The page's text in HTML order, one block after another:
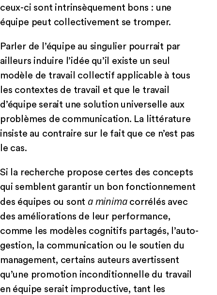
ceux-ci sont intrinsèquement bons : une
équipe peut collectivement se tromper.
Parler de l’équipe au singulier pourrait par
ailleurs induire l’idée qu’il existe un seul
modèle de travail collectif applicable à tous
les contextes de travail et que le travail
d’équipe serait une solution universelle aux
problèmes de communication. La littérature
insiste au contraire sur le fait que ce n’est pas
le cas.
Si la recherche propose certes des concepts
qui semblent garantir un bon fonctionnement
des équipes ou sont a minimacorrélés avec
des améliorations de leur performance,
comme les modèles cognitifs partagés, l’auto-
gestion, la communication ou le soutien du
management, certains auteurs avertissent
qu’une promotion inconditionnelle du travail
en équipe serait improductive, tant les